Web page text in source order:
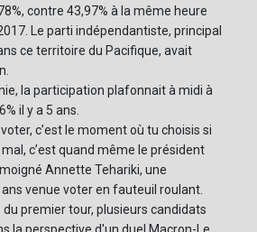
contre 43,97% à la même heure
Le parti indépendantiste, principal
ce territoire du Pacifique, avait
la participation plafonnait à midi à
il y a 5 ans.
c’est le moment où tu choisis si
c’est quand même le président
Annette Tehariki, une
venue voter en fauteuil roulant.
premier tour, plusieurs candidats